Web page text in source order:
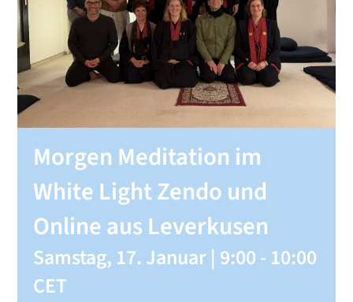
Spenden
Morgen Meditation im
White Light Zendo und
Online aus Leverkusen
Samstag, 17. Januar | 9:00- 10:00
CET